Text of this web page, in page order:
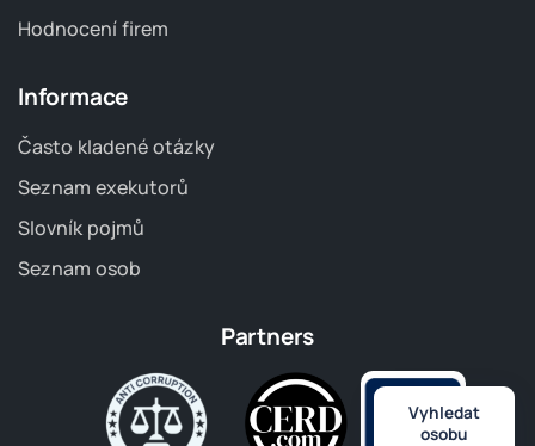
Hodnocení firem
Informace
Často kladené otázky
Seznam exekutorů
Slovník pojmů
Seznam osob
Partners
Vyhledat
osobu